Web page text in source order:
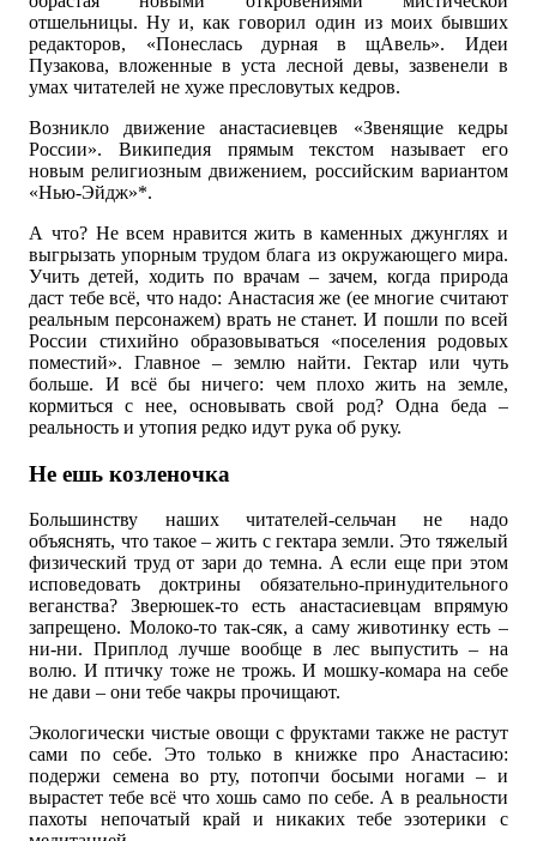
отшельницы. Ну и, как говорил один из моих бывших
редакторов, «Понеслась дурная в щАвель». Идеи
Пузакова, вложенные в уста лесной девы, зазвенели в
умах читателей не хуже пресловутых кедров.
Возникло движение анастасиевцев «Звенящие кедры
России». Википедия прямым текстом называет его
новым религиозным движением, российским вариантом
«Нью-Эйдж»*.
А что? Не всем нравится жить в каменных джунглях и
выгрызать упорным трудом блага из окружающего мира.
Учить детей, ходить по врачам – зачем, когда природа
даст тебе всё, что надо: Анастасия же (ее многие считают
реальным персонажем) врать не станет. И пошли по всей
России стихийно образовываться «поселения родовых
поместий». Главное – землю найти. Гектар или чуть
больше. И всё бы ничего: чем плохо жить на земле,
кормиться с нее, основывать свой род? Одна беда –
реальность и утопия редко идут рука об руку.
Не ешь козленочка
Большинству наших читателей-сельчан не надо
объяснять, что такое – жить с гектара земли. Это тяжелый
физический труд от зари до темна. А если еще при этом
исповедовать доктрины обязательно-принудительного
веганства? Зверюшек-то есть анастасиевцам впрямую
запрещено. Молоко-то так-сяк, а саму животинку есть –
ни-ни. Приплод лучше вообще в лес выпустить – на
волю. И птичку тоже не трожь. И мошку-комара на себе
не дави – они тебе чакры прочищают.
Экологически чистые овощи с фруктами также не растут
сами по себе. Это только в книжке про Анастасию:
подержи семена во рту, потопчи босыми ногами – и
вырастет тебе всё что хошь само по себе. А в реальности
пахоты непочатый край и никаких тебе эзотерики с